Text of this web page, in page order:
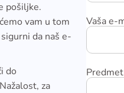
pošiljke.
vam u tom
da naš e-
do
za
Vaša e-